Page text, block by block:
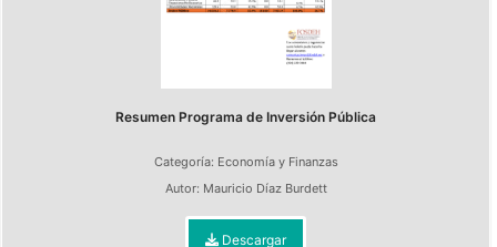
Resumen Programa de Inversión Pública
Categoría: Economía y Finanzas
Autor: Mauricio Díaz Burdett
Descargar